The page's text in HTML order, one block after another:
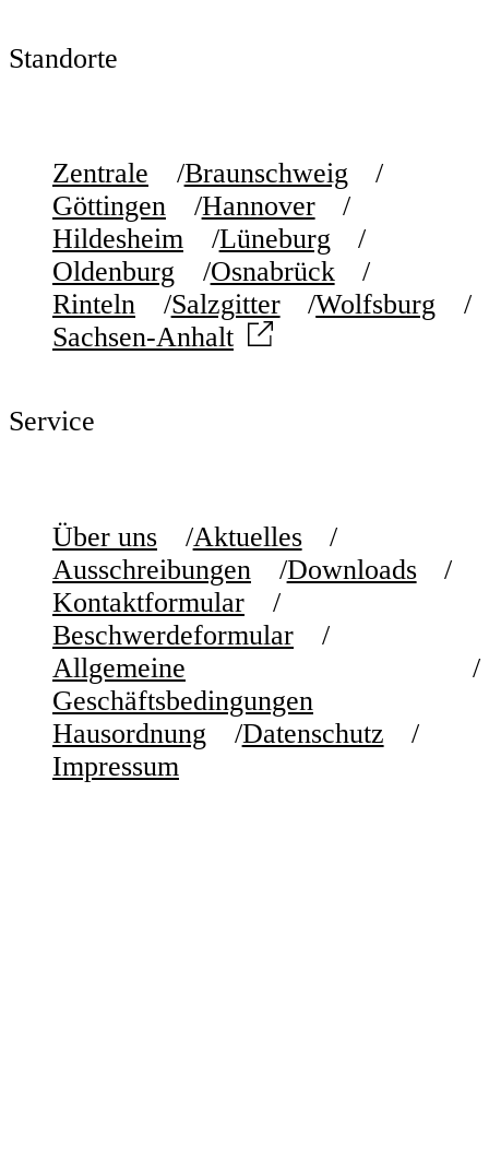
Standorte
Zentrale
Braunschweig
Göttingen
Hannover
Hildesheim
Lüneburg
Oldenburg
Osnabrück
Rinteln
Salzgitter
Wolfsburg
Sachsen-Anhalt
Service
Über uns
Aktuelles
Ausschreibungen
Downloads
Kontaktformular
Beschwerdeformular
Allgemeine
Geschäftsbedingungen
Hausordnung
Datenschutz
Impressum